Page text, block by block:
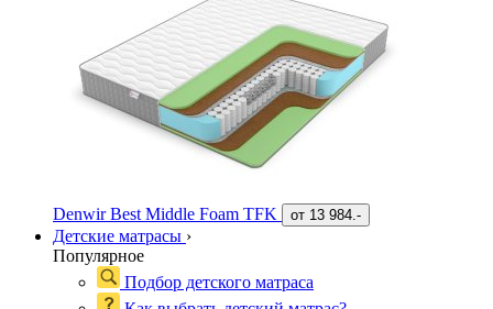
Denwir Best Middle Foam TFK от 13 984.-
Детские матрасы ›
Популярное
Подбор детского матраса